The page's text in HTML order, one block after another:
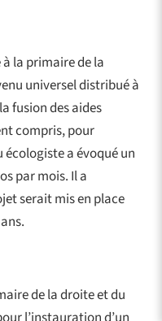
la primaire de la
universel distribué à
fusion des aides
compris, pour
écologiste a évoqué un
par mois. Il a
serait mis en place
de la droite et du